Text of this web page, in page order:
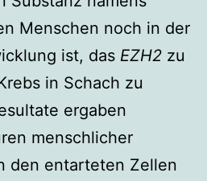
Menschen noch in der
ist, das EZH2 zu
in Schach zu
ergaben
menschlicher
den entarteten Zellen